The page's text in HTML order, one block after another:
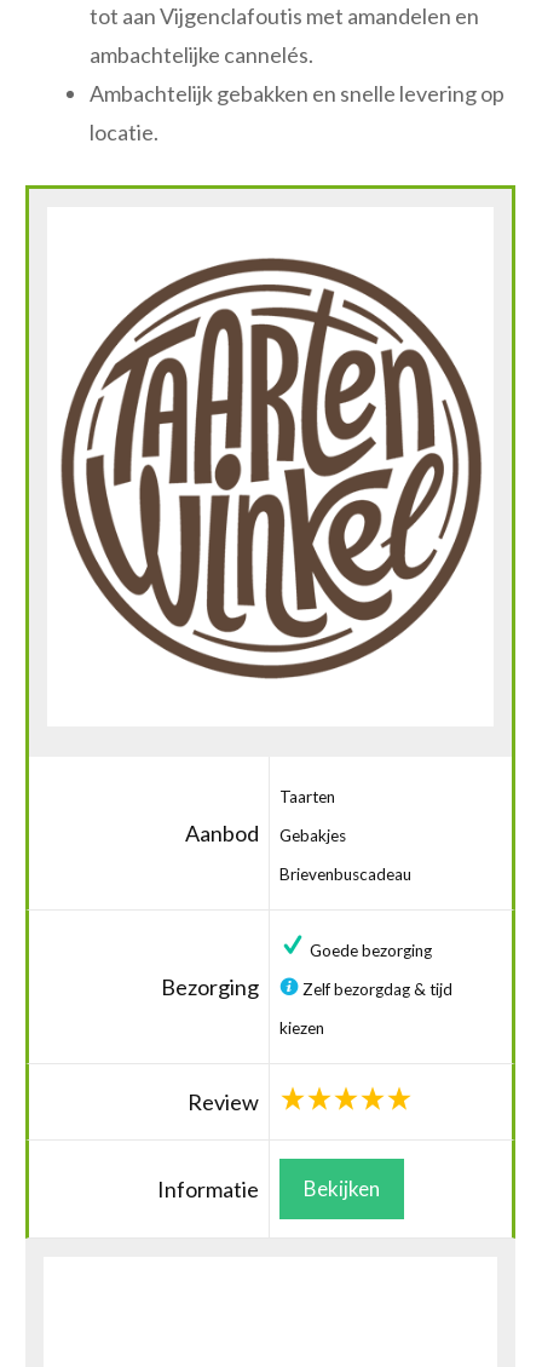
tot aan Vijgenclafoutis met amandelen en
ambachtelijke cannelés.
Ambachtelijk gebakken en snelle levering op
locatie.
Aanbod
Taarten
Gebakjes
Brievenbuscadeau
Bezorging
Goede bezorging
Zelf bezorgdag & tijd
kiezen
Review
Informatie Bekijken